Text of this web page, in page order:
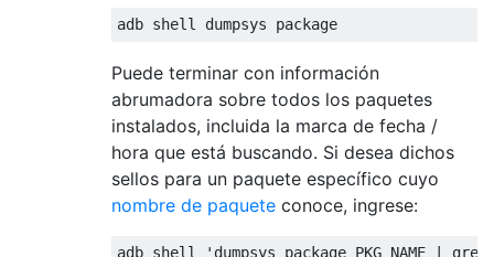
Puede terminar con información
abrumadora sobre todos los paquetes
instalados, incluida la marca de fecha /
hora que está buscando. Si desea dichos
sellos para un paquete específico cuyo
nombre de paquete conoce, ingrese: